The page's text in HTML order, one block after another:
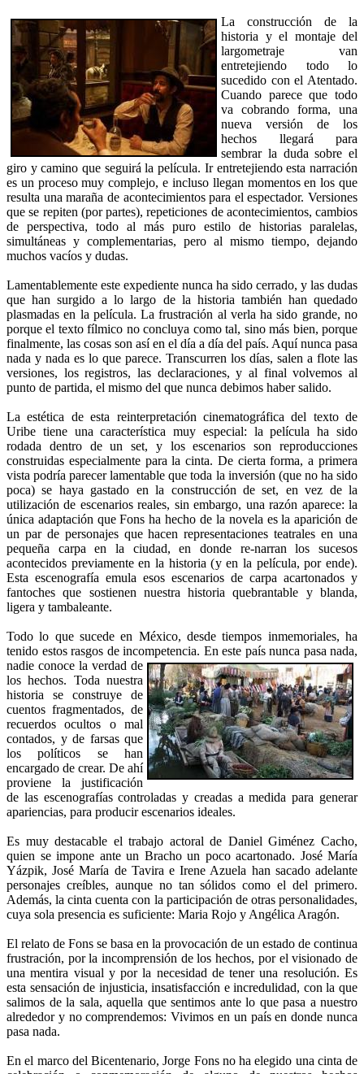
La construcción de la
historia y el montaje del
largometraje van
entretejiendo todo lo
sucedido con el Atentado.
Cuando parece que todo
va cobrando forma, una
nueva versión de los
hechos llegará para
sembrar la duda sobre el
giro y camino que seguirá la película. Ir entretejiendo esta narración
es un proceso muy complejo, e incluso llegan momentos en los que
resulta una maraña de acontecimientos para el espectador. Versiones
que se repiten (por partes), repeticiones de acontecimientos, cambios
de perspectiva, todo al más puro estilo de historias paralelas,
simultáneas y complementarias, pero al mismo tiempo, dejando
muchos vacíos y dudas.
Lamentablemente este expediente nunca ha sido cerrado, y las dudas
que han surgido a lo largo de la historia también han quedado
plasmadas en la película. La frustración al verla ha sido grande, no
porque el texto fílmico no concluya como tal, sino más bien, porque
finalmente, las cosas son así en el día a día del país. Aquí nunca pasa
nada y nada es lo que parece. Transcurren los días, salen a flote las
versiones, los registros, las declaraciones, y al final volvemos al
punto de partida, el mismo del que nunca debimos haber salido.
La estética de esta reinterpretación cinematográfica del texto de
Uribe tiene una característica muy especial: la película ha sido
rodada dentro de un set, y los escenarios son reproducciones
construidas especialmente para la cinta. De cierta forma, a primera
vista podría parecer lamentable que toda la inversión (que no ha sido
poca) se haya gastado en la construcción de set, en vez de la
utilización de escenarios reales, sin embargo, una razón aparece: la
única adaptación que Fons ha hecho de la novela es la aparición de
un par de personajes que hacen representaciones teatrales en una
pequeña carpa en la ciudad, en donde re-narran los sucesos
acontecidos previamente en la historia (y en la película, por ende).
Esta escenografía emula esos escenarios de carpa acartonados y
fantoches que sostienen nuestra historia quebrantable y blanda,
ligera y tambaleante.
Todo lo que sucede en México, desde tiempos inmemoriales, ha
tenido estos rasgos de incompetencia. En este país nunca pasa nada,
nadie conoce la verdad de
los hechos. Toda nuestra
historia se construye de
cuentos fragmentados, de
recuerdos ocultos o mal
contados, y de farsas que
los políticos se han
encargado de crear. De ahí
proviene la justificación
de las escenografías controladas y creadas a medida para generar
apariencias, para producir escenarios ideales.
Es muy destacable el trabajo actoral de Daniel Giménez Cacho,
quien se impone ante un Bracho un poco acartonado. José María
Yázpik, José María de Tavira e Irene Azuela han sacado adelante
personajes creíbles, aunque no tan sólidos como el del primero.
Además, la cinta cuenta con la participación de otras personalidades,
cuya sola presencia es suficiente: Maria Rojo y Angélica Aragón.
El relato de Fons se basa en la provocación de un estado de continua
frustración, por la incomprensión de los hechos, por el visionado de
una mentira visual y por la necesidad de tener una resolución. Es
esta sensación de injusticia, insatisfacción e incredulidad, con la que
salimos de la sala, aquella que sentimos ante lo que pasa a nuestro
alrededor y no comprendemos: Vivimos en un país en donde nunca
pasa nada.
En el marco del Bicentenario, Jorge Fons no ha elegido una cinta de